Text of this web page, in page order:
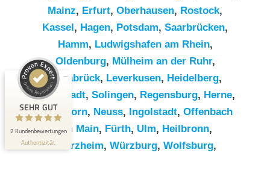
Mainz, Erfurt, Oberhausen, Rostock,
Kassel, Hagen, Potsdam, Saarbrücken,
Hamm, Ludwigshafen am Rhein,
Oldenburg, Mülheim an der Ruhr,
Osnabrück, Leverkusen, Heidelberg,
Darmstadt, Solingen, Regensburg, Herne,
Paderborn, Neuss, Ingolstadt, Offenbach
am Main, Fürth, Ulm, Heilbronn,
Pforzheim, Würzburg, Wolfsburg,
SEHR GUT
2 Kundenbewertungen
Authentizität
Kundenbewertungen und Erfahrungen zu
RümpelButler
SEHR GUT
5,00 / 5,00
2
anderen Quelle
Blick aufs ProvenExpert-Profil werfen